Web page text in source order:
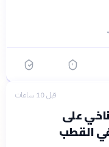
قبل 10 ساعات
على
القطب